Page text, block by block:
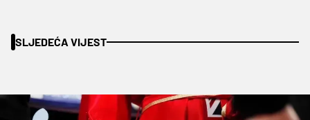
SLJEDEĆA VIJEST